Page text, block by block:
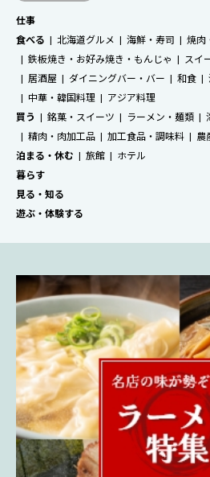
仕事
食べる
北海道グルメ 海鮮・寿司 焼肉
鉄板焼き・お好み焼き・もんじゃ
スイ
居酒屋
ダイニングバー・バー 和食
中華・韓国料理
アジア料理
買う
銘菓・スイーツ ラーメン・麺類
精肉・肉加工品
加工食品・調味料 農
泊まる・休む
旅館
ホテル
暮らす
見る・知る
遊ぶ・体験する